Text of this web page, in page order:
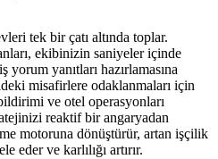
tek bir çatı altında toplar.
ekibinizin saniyeler içinde
yanıtları hazırlamasına
misafirlere odaklanmaları için
ve otel operasyonları
reaktif bir angaryadan
motoruna dönüştürür, artan işçilik
eder ve karlılığı artırır.